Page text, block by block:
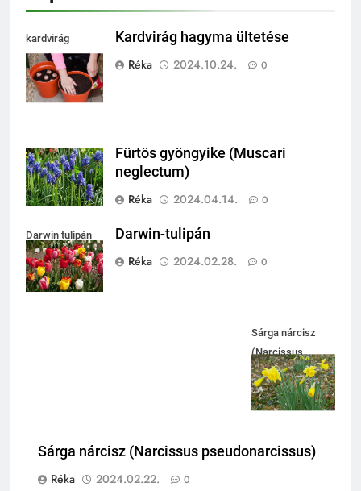
kardvirág
ültetése
Kardvirág hagyma ültetése
Réka
2024.10.24. 0
Fürtös gyöngyike (Muscari
neglectum)
Réka
2024.04.14. 0
Darwin tulipán
Darwin-tulipán
Réka
2024.02.28. 0
Sárga nárcisz
(Narcissus
pseudonarcissus)
Sárga nárcisz (Narcissus pseudonarcissus)
Réka
2024.02.22. 0